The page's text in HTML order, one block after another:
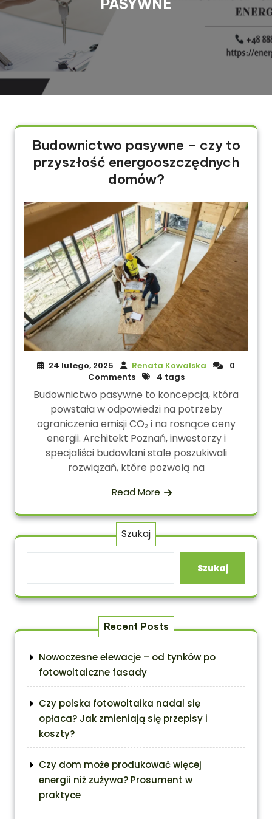
PASYWNE
Budownictwo pasywne – czy to
przyszłość energooszczędnych
domów?
24 lutego, 2025 Renata Kowalska
0
Comments
4 tags
Budownictwo pasywne to koncepcja, która
powstała w odpowiedzi na potrzeby
ograniczenia emisji CO₂ i na rosnące ceny
energii. Architekt Poznań, inwestorzy i
specjaliści budowlani stale poszukiwali
rozwiązań, które pozwolą na
Read More
Szukaj
Szukaj
Recent Posts
Nowoczesne elewacje – od tynków po
fotowoltaiczne fasady
Czy polska fotowoltaika nadal się
opłaca? Jak zmieniają się przepisy i
koszty?
Czy dom może produkować więcej
energii niż zużywa? Prosument w
praktyce